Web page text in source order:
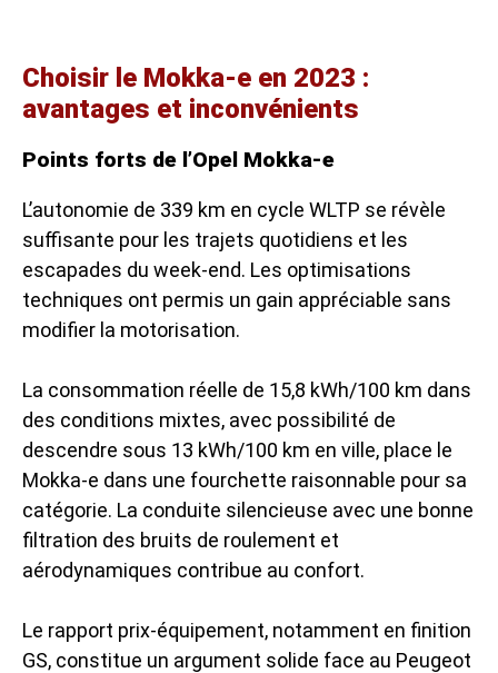
Choisir le Mokka-e en 2023 :
avantages et inconvénients
Points forts de l’Opel Mokka-e
L’autonomie de 339 km en cycle WLTP se révèle
suffisante pour les trajets quotidiens et les
escapades du week-end. Les optimisations
techniques ont permis un gain appréciable sans
modifier la motorisation.
La consommation réelle de 15,8 kWh/100 km dans
des conditions mixtes, avec possibilité de
descendre sous 13 kWh/100 km en ville, place le
Mokka-e dans une fourchette raisonnable pour sa
catégorie. La conduite silencieuse avec une bonne
filtration des bruits de roulement et
aérodynamiques contribue au confort.
Le rapport prix-équipement, notamment en finition
GS, constitue un argument solide face au Peugeot